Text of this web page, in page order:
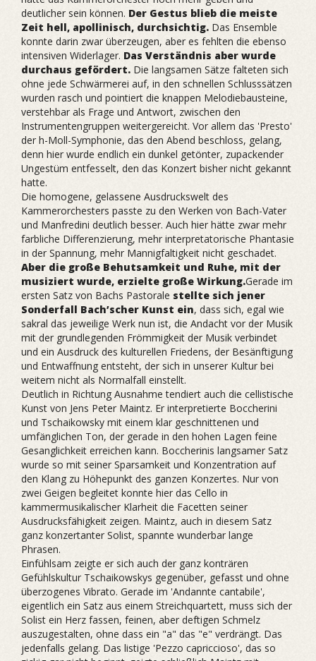
deutlicher sein können. Der Gestus blieb die meiste
Zeit hell, apollinisch, durchsichtig. Das Ensemble
konnte darin zwar überzeugen, aber es fehlten die ebenso
intensiven Widerlager. Das Verständnis aber wurde
durchaus gefördert. Die langsamen Sätze falteten sich
ohne jede Schwärmerei auf, in den schnellen Schlusssätzen
wurden rasch und pointiert die knappen Melodiebausteine,
verstehbar als Frage und Antwort, zwischen den
Instrumentengruppen weitergereicht. Vor allem das 'Presto'
der h-Moll-Symphonie, das den Abend beschloss, gelang,
denn hier wurde endlich ein dunkel getönter, zupackender
Ungestüm entfesselt, den das Konzert bisher nicht gekannt
hatte.
Die homogene, gelassene Ausdruckswelt des
Kammerorchesters passte zu den Werken von Bach-Vater
und Manfredini deutlich besser. Auch hier hätte zwar mehr
farbliche Differenzierung, mehr interpretatorische Phantasie
in der Spannung, mehr Mannigfaltigkeit nicht geschadet.
Aber die große Behutsamkeit und Ruhe, mit der
musiziert wurde, erzielte große Wirkung.Gerade im
ersten Satz von Bachs Pastorale stellte sich jener
Sonderfall Bach’scher Kunst ein, dass sich, egal wie
sakral das jeweilige Werk nun ist, die Andacht vor der Musik
mit der grundlegenden Frömmigkeit der Musik verbindet
und ein Ausdruck des kulturellen Friedens, der Besänftigung
und Entwaffnung entsteht, der sich in unserer Kultur bei
weitem nicht als Normalfall einstellt.
Deutlich in Richtung Ausnahme tendiert auch die cellistische
Kunst von Jens Peter Maintz. Er interpretierte Boccherini
und Tschaikowsky mit einem klar geschnittenen und
umfänglichen Ton, der gerade in den hohen Lagen feine
Gesanglichkeit erreichen kann. Boccherinis langsamer Satz
wurde so mit seiner Sparsamkeit und Konzentration auf
den Klang zu Höhepunkt des ganzen Konzertes. Nur von
zwei Geigen begleitet konnte hier das Cello in
kammermusikalischer Klarheit die Facetten seiner
Ausdrucksfähigkeit zeigen. Maintz, auch in diesem Satz
ganz konzertanter Solist, spannte wunderbar lange
Phrasen.
Einfühlsam zeigte er sich auch der ganz konträren
Gefühlskultur Tschaikowskys gegenüber, gefasst und ohne
überzogenes Vibrato. Gerade im 'Andannte cantabile',
eigentlich ein Satz aus einem Streichquartett, muss sich der
Solist ein Herz fassen, feinen, aber deftigen Schmelz
auszugestalten, ohne dass ein "a" das "e" verdrängt. Das
jedenfalls gelang. Das listige 'Pezzo capriccioso', das so